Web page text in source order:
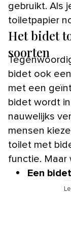
gebruikt. Als
toiletpapier
Het bidet
soorten
bidet ook
met een
bidet wordt
nauwelijks
mensen
toilet met
functie. Maar
Een